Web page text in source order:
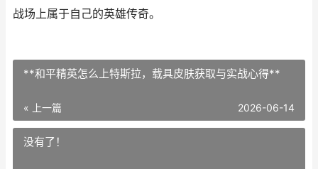
战场上属于自己的英雄传奇。
**和平精英怎么上特斯拉，载具皮肤获取与实战心得**
« 上一篇 2026-06-14
没有了！